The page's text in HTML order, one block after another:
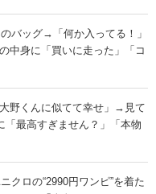
バッグ→「何か入ってる！」
身に「買いに走った」「コ
野くんに似てて幸せ」→見て
最高すぎません？」「本物
クロの“2990円ワンピ”を着た